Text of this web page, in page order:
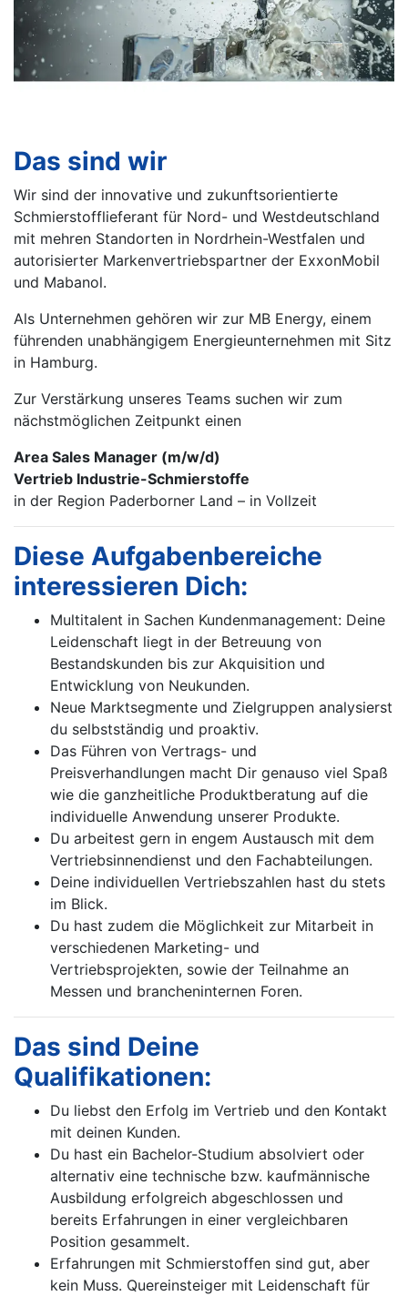
Das sind wir
Wir sind der innovative und zukunftsorientierte
Schmierstofflieferant für Nord- und Westdeutschland
mit mehren Standorten in Nordrhein-Westfalen und
autorisierter Markenvertriebspartner der ExxonMobil
und Mabanol.
Als Unternehmen gehören wir zur MB Energy, einem
führenden unabhängigem Energieunternehmen mit Sitz
in Hamburg.
Zur Verstärkung unseres Teams suchen wir zum
nächstmöglichen Zeitpunkt einen
Area Sales Manager (m⁠/⁠w⁠/⁠d)
Vertrieb Industrie-Schmierstoffe
in der Region Paderborner Land – in Vollzeit
Diese Aufgabenbereiche
interessieren Dich:
Multitalent in Sachen Kundenmanagement: Deine
Leidenschaft liegt in der Betreuung von
Bestandskunden bis zur Akquisition und
Entwicklung von Neukunden.
Neue Marktsegmente und Zielgruppen analysierst
du selbstständig und proaktiv.
Das Führen von Vertrags- und
Preisverhandlungen macht Dir genauso viel Spaß
wie die ganzheitliche Produktberatung auf die
individuelle Anwendung unserer Produkte.
Du arbeitest gern in engem Austausch mit dem
Vertriebsinnendienst und den Fachabteilungen.
Deine individuellen Vertriebszahlen hast du stets
im Blick.
Du hast zudem die Möglichkeit zur Mitarbeit in
verschiedenen Marketing- und
Vertriebsprojekten, sowie der Teilnahme an
Messen und brancheninternen Foren.
Das sind Deine
Qualifikationen:
Du liebst den Erfolg im Vertrieb und den Kontakt
mit deinen Kunden.
Du hast ein Bachelor-Studium absolviert oder
alternativ eine technische bzw. kaufmännische
Ausbildung erfolgreich abgeschlossen und
bereits Erfahrungen in einer vergleichbaren
Position gesammelt.
Erfahrungen mit Schmierstoffen sind gut, aber
kein Muss. Quereinsteiger mit Leidenschaft für